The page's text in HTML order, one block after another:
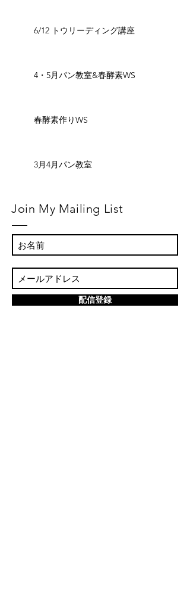
6/12 トウリーディング講座
4・5月パン教室&春酵素WS
春酵素作りWS
3月4月パン教室
Join My Mailing List
配信登録